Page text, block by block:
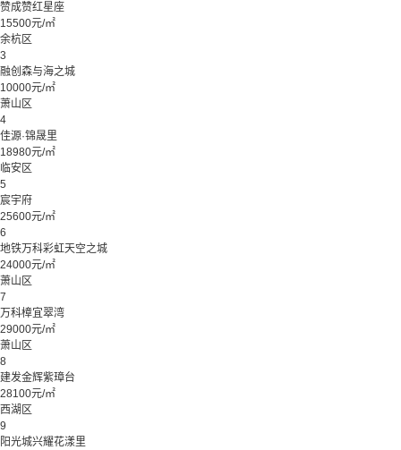
赞成赞红星座
15500元/㎡
余杭区
3
融创森与海之城
10000元/㎡
萧山区
4
佳源·锦晟里
18980元/㎡
临安区
5
宸宇府
25600元/㎡
6
地铁万科彩虹天空之城
24000元/㎡
萧山区
7
万科樟宜翠湾
29000元/㎡
萧山区
8
建发金辉紫璋台
28100元/㎡
西湖区
9
阳光城兴耀花漾里